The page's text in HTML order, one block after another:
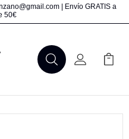
| Envío GRATIS a
50€
BuscarMi Cuenta
Mi